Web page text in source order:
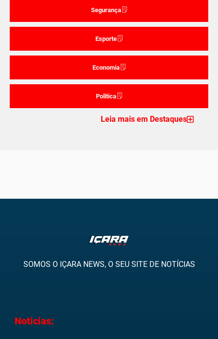
Segurança
Esporte
Economia
Politica
Leia mais em Destaques
SOMOS O IÇARA NEWS, O SEU SITE DE NOTÍCIAS
Noticias: